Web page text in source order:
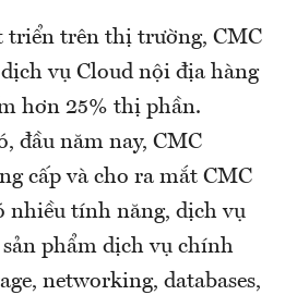
triển trên thị trường, CMC
vụ Cloud nội địa hàng
hơn 25% thị phần.
đầu năm nay, CMC
cấp và cho ra mắt CMC
nhiều tính năng, dịch vụ
phẩm dịch vụ chính
networking, databases,